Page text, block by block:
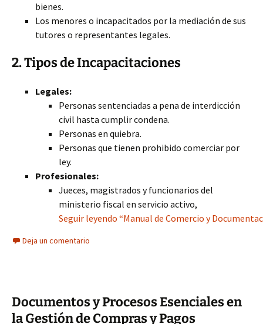
bienes.
Los menores o incapacitados por la mediación de sus
tutores o representantes legales.
2. Tipos de Incapacitaciones
Legales:
Personas sentenciadas a pena de interdicción
civil hasta cumplir condena.
Personas en quiebra.
Personas que tienen prohibido comerciar por
ley.
Profesionales:
Jueces, magistrados y funcionarios del
ministerio fiscal en servicio activo,
Seguir leyendo “Manual de Comercio y
Deja un comentario
Documentos y Procesos Esenciales en
la Gestión de Compras y Pagos